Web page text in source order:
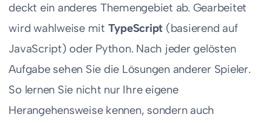
deckt ein anderes Themengebiet ab. Gearbeitet
wird wahlweise mit TypeScript (basierend auf
JavaScript) oder Python. Nach jeder gelösten
Aufgabe sehen Sie die Lösungen anderer Spieler.
So lernen Sie nicht nur Ihre eigene
Herangehensweise kennen, sondern auch